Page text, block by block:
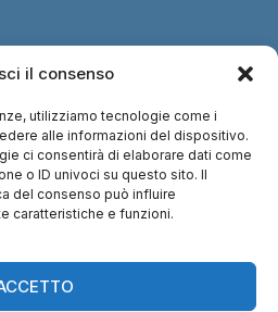
il consenso
utilizziamo tecnologie come i
alle informazioni del dispositivo.
ci consentirà di elaborare dati come
o ID univoci su questo sito. Il
del consenso può influire
caratteristiche e funzioni.
ANCHE SU: